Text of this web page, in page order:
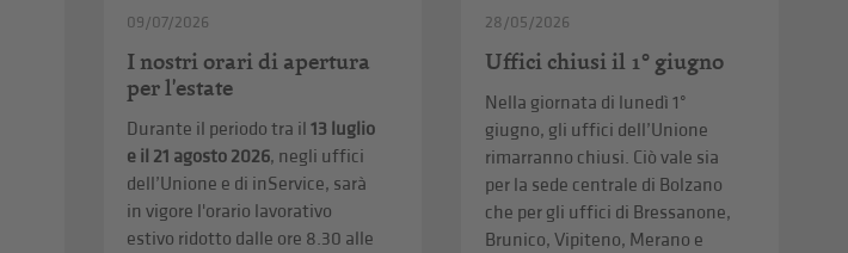
09/07/2026
I nostri orari di apertura
per l'estate
Durante il periodo tra il13 luglio
e il 21 agosto 2026, negli uffici
dell’Unione e di inService, sarà
in vigore l'orario lavorativo
estivo ridotto dalle ore 8.30 alle
28/05/2026
Uffici chiusi il 1° giugno
Nella giornata di lunedì 1°
giugno, gli uffici dell’Unione
rimarranno chiusi. Ciò vale sia
per la sede centrale di Bolzano
che per gli uffici di Bressanone,
Brunico, Vipiteno, Merano e